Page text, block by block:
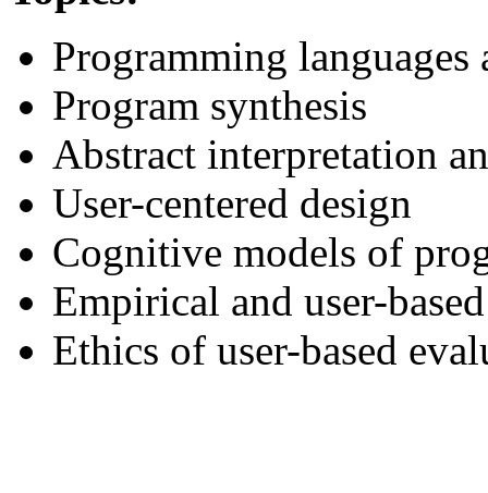
Programming
Program synthesis
Abstract interpretation
User-centered design
Cognitive models of
Empirical and user-
Ethics of user-based